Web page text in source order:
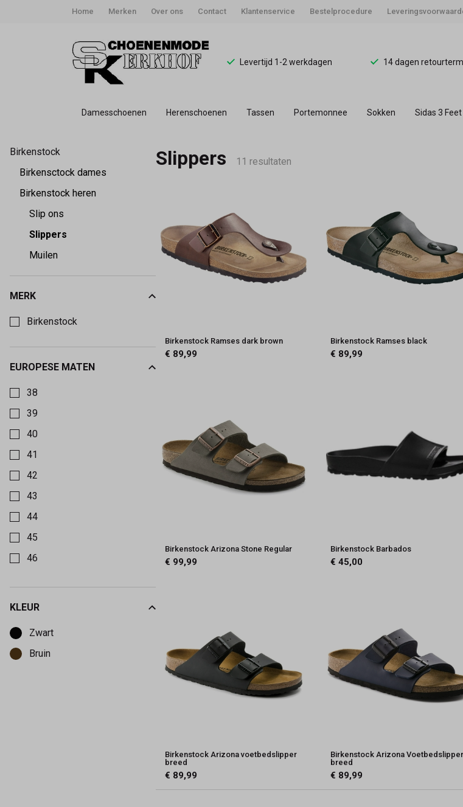
Home Merken Over ons Contact Klantenservice Bestelprocedure
Levertijd 1-2 werkdagen 14 dagen
Damesschoenen Herenschoenen Tassen Portemonnee Sokken Sidas 3
Slippers
Schoenmode
Kerkhof
Birkenstock
Birkensctock dames
Birkenstock heren
Slip ons
Slippers
Muilen
MERK
Birkenstock
EUROPESE MATEN
38
39
40
41
42
43
44
45
46
KLEUR
Zwart
Bruin
Slippers 11 resultaten
Birkenstock Ramses dark brown
€ 89,99
Birkenstock Ramses black
€ 89,99
Birkenstock Arizona Stone Regular
€ 99,99
Birkenstock Barbados
€ 45,00
Birkenstock Arizona voetbedslipper
breed
€ 89,99
Birkenstock Arizona Voetbedslipper
breed
€ 89,99